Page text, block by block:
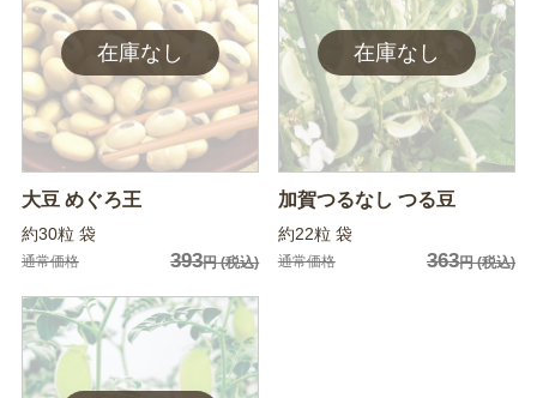
大豆 めぐろ王
約30粒 袋
通常価格 393円(税込)
加賀つるなし つる豆
約22粒 袋
通常価格 363円(税込)